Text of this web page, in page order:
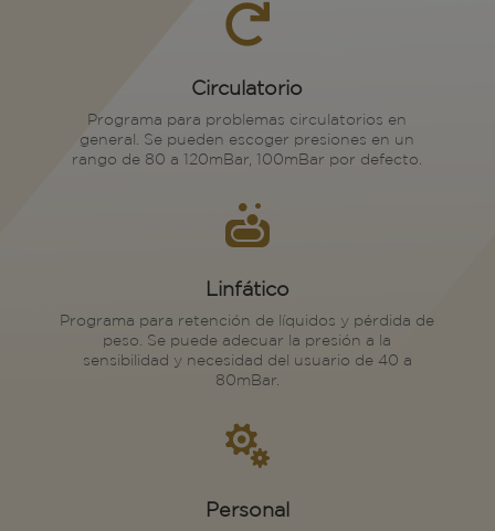

Circulatorio
Programa para problemas circulatorios en
general. Se pueden escoger presiones en un
rango de 80 a 120mBar, 100mBar por defecto.

Linfático
Programa para retención de líquidos y pérdida de
peso. Se puede adecuar la presión a la
sensibilidad y necesidad del usuario de 40 a
80mBar.

Personal